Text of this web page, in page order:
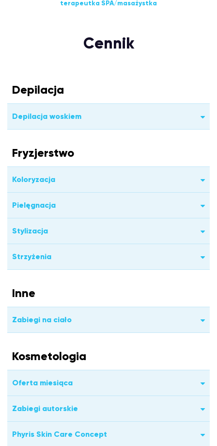
terapeutka SPA/masażystka
Cennik
Depilacja
Depilacja woskiem
Fryzjerstwo
Koloryzacja
Pielęgnacja
Stylizacja
Strzyżenia
Inne
Zabiegi na ciało
Kosmetologia
Oferta miesiąca
Zabiegi autorskie
Phyris Skin Care Concept